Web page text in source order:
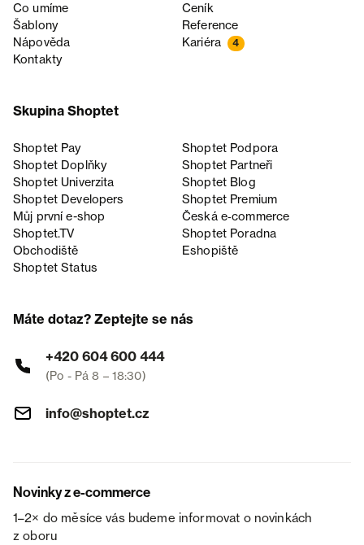
Co umíme
Ceník
Šablony
Reference
Nápověda
Kariéra 4
Kontakty
Skupina Shoptet
Shoptet Pay
Shoptet Podpora
Shoptet Doplňky
Shoptet Partneři
Shoptet Univerzita
Shoptet Blog
Shoptet Developers
Shoptet Premium
Můj první e-shop
Česká e‑commerce
Shoptet.TV
Shoptet Poradna
Obchodiště
Eshopiště
Shoptet Status
Máte dotaz? Zeptejte se nás
+420 604 600 444
(Po - Pá 8 – 18:30)
info@shoptet.cz
Novinky z e-commerce
1–2× do měsíce vás budeme informovat o novinkách
z oboru